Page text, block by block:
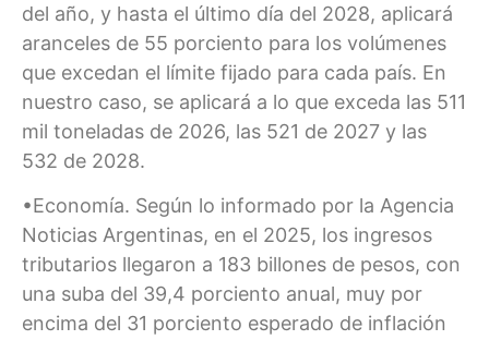
del año, y hasta el último día del 2028, aplicará
aranceles de 55 porciento para los volúmenes
que excedan el límite fijado para cada país. En
nuestro caso, se aplicará a lo que exceda las 511
mil toneladas de 2026, las 521 de 2027 y las
532 de 2028.
•Economía. Según lo informado por la Agencia
Noticias Argentinas, en el 2025, los ingresos
tributarios llegaron a 183 billones de pesos, con
una suba del 39,4 porciento anual, muy por
encima del 31 porciento esperado de inflación